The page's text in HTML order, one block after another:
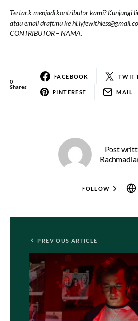
Tertarik menjadi kontributor kami? Kunjungi
atau email draftmu ke
CONTRIBUTOR – NAMA.
0
Shares
FACEBOOK
PINTEREST MAIL
Post
FOLLOW
PREVIOUS ARTICLE